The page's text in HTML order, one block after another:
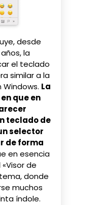
desde
la
el teclado
similar a la
La
que en
teclado de
selector
de forma
en esencia
de
donde
muchos
índole.